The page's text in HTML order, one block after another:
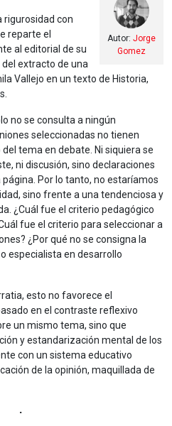
Autor: Jorge
Gomez
rigurosidad con
reparte el
al editorial de su
extracto de una
Vallejo en un texto de Historia,
no se consulta a ningún
seleccionadas no tienen
tema en debate. Ni siquiera se
ni discusión, sino declaraciones
Por lo tanto, no estaríamos
sino frente a una tendenciosa y
¿Cuál fue el criterio pedagógico
fue el criterio para seleccionar a
¿Por qué no se consigna la
especialista en desarrollo
esto no favorece el
en el contraste reflexivo
un mismo tema, sino que
y estandarización mental de los
con un sistema educativo
de la opinión, maquillada de
⋅